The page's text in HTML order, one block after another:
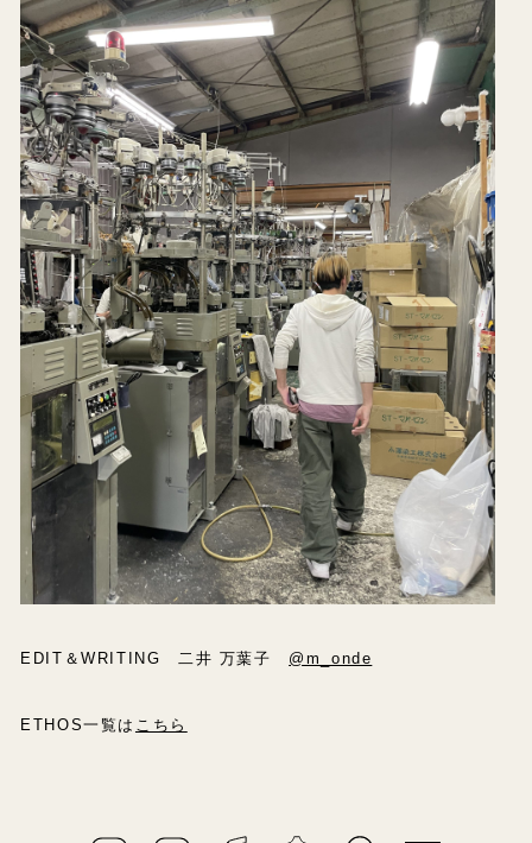
EDIT＆WRITING 二井 万葉子 @m_onde
ETHOS一覧は こちら